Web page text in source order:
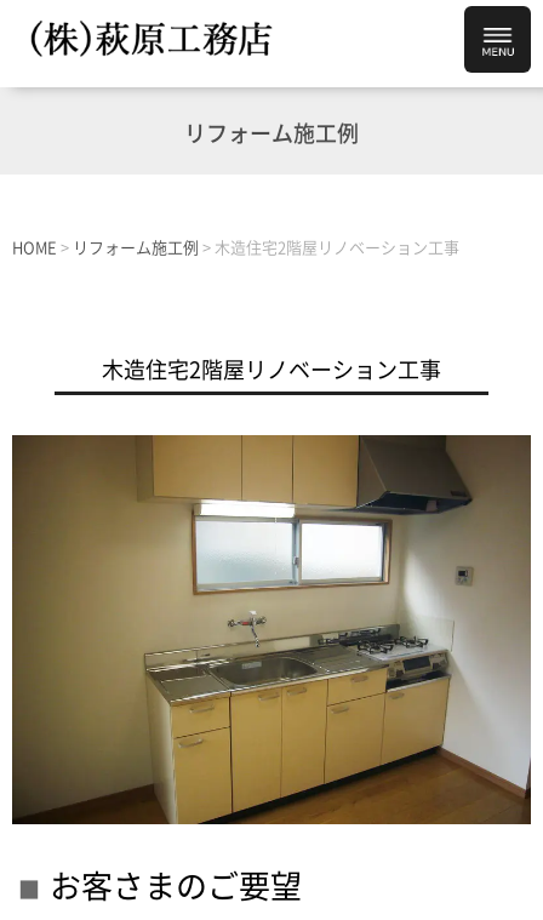
リフォーム施工例
HOME > リフォーム施工例 > 木造住宅2階屋リノベーション工事
木造住宅2階屋リノベーション工事
お客さまのご要望